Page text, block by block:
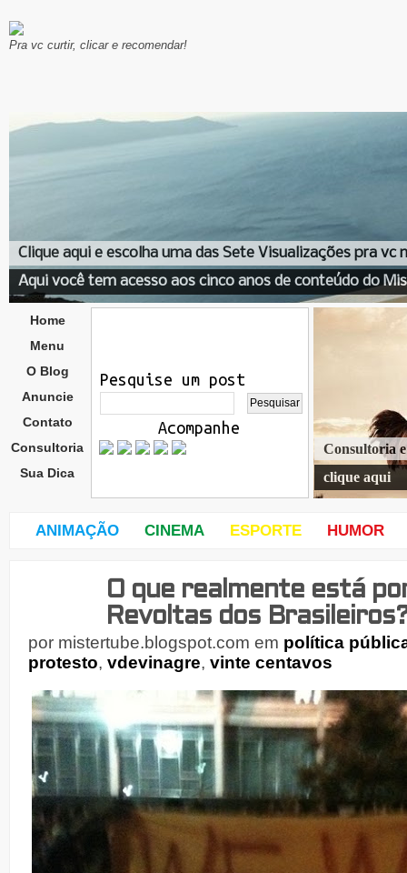
Pra vc curtir, clicar e recomendar!
Clique aqui e escolha uma das Sete Visualizações pra vc
Aqui você tem acesso aos cinco anos de conteúdo do
Home
Menu
O Blog
Anuncie
Contato
Consultoria
Sua Dica
Pesquise um post
Acompanhe
Consultoria
clique aqui
ANIMAÇÃO CINEMA ESPORTE HUMOR
O que realmente está
Revoltas dos
por mistertube.blogspot.com em política
protesto, vdevinagre, vinte centavos